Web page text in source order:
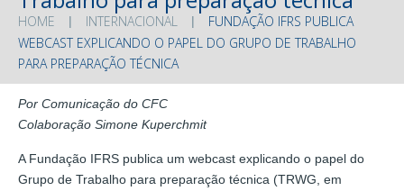
HOME INTERNACIONAL
FUNDAÇÃO IFRS PUBLICA
WEBCAST EXPLICANDO O PAPEL DO GRUPO DE TRABALHO
PARA PREPARAÇÃO TÉCNICA
Por Comunicação do CFC
Colaboração Simone Kuperchmit
A Fundação IFRS publica um webcast explicando o papel do
Grupo de Trabalho para preparação técnica (TRWG, em